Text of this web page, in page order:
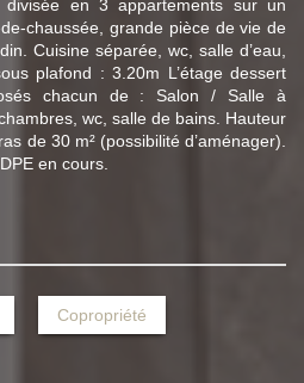
en 3 appartements sur un
chaussée, grande pièce de vie de
Cuisine séparée, wc, salle d’eau,
plafond : 3.20m L’étage dessert
chacun de : Salon / Salle à
wc, salle de bains. Hauteur
de 30 m² (possibilité d’aménager).
en cours.
Copropriété